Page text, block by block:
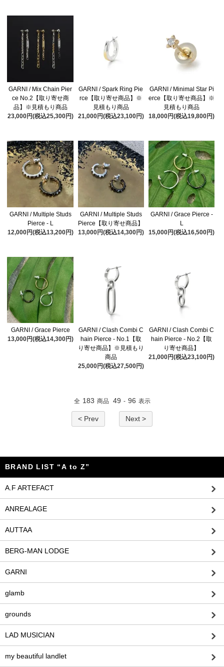
GARNI / Mix Chain Pier
ce No.2【取り寄せ商
品】※見積もり商品
23,000円(税込25,300円)
GARNI / Spark Ring Pie
rce【取り寄せ商品】※
見積もり商品
21,000円(税込23,100円)
GARNI / Minimal Star Pi
erce【取り寄せ商品】※
見積もり商品
18,000円(税込19,800円)
GARNI / Multiple Studs
Pierce - L
12,000円(税込13,200円)
GARNI / Multiple Studs
Pierce【取り寄せ商品】
13,000円(税込14,300円)
GARNI / Grace Pierce -
L
15,000円(税込16,500円)
GARNI / Grace Pierce
13,000円(税込14,300円)
GARNI / Clash Combi C
hain Pierce - No.1【取
り寄せ商品】※見積もり
商品
25,000円(税込27,500円)
GARNI / Clash Combi C
hain Pierce - No.2【取
り寄せ商品】
21,000円(税込23,100円)
全 183 商品 49 - 96 表示
< Prev Next >
BRAND LIST “A to Z”
A.F ARTEFACT
ANREALAGE
AUTTAA
BERG-MAN LODGE
GARNI
glamb
grounds
LAD MUSICIAN
my beautiful landlet